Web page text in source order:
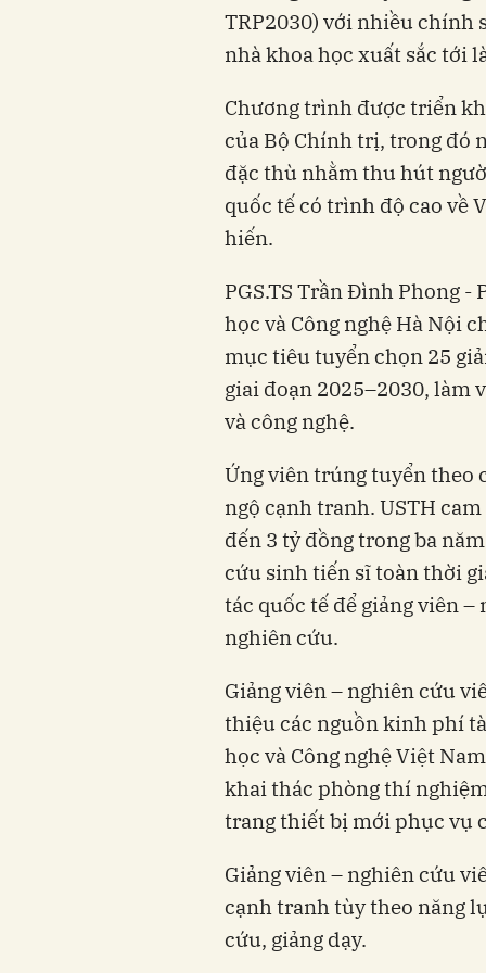
TRP2030) với nhiều chính
nhà khoa học xuất sắc tới
Chương trình được triển
của Bộ Chính trị, trong đó
đặc thù nhằm thu hút
quốc tế có trình độ cao về
hiến.
PGS.TS Trần Đình Phong
học và Công nghệ Hà Nội
mục tiêu tuyển chọn 25
giai đoạn 2025–2030, làm
và công nghệ.
Ứng viên trúng tuyển theo
ngộ cạnh tranh. USTH
đến 3 tỷ đồng trong ba
cứu sinh tiến sĩ toàn thời
tác quốc tế để giảng viên
nghiên cứu.
Giảng viên – nghiên cứu
thiệu các nguồn kinh phí
học và Công nghệ Việt
khai thác phòng thí
trang thiết bị mới phục vụ
Giảng viên – nghiên cứu
cạnh tranh tùy theo năng
cứu, giảng dạy.